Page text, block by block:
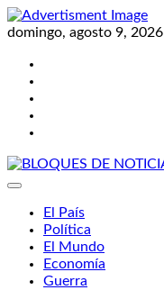
Skip
to
domingo, agosto 9, 2026
El País
Política
El Mundo
Economía
Guerra